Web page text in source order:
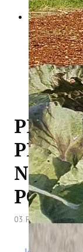
NA
03 Prosinac 2018